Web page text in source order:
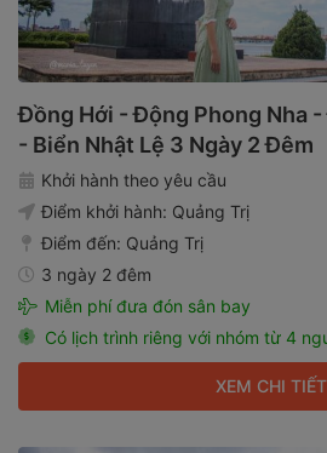
Đồng Hới - Động Phong Nha
- Biển Nhật Lệ 3 Ngày 2 Đêm
Khởi hành theo yêu cầu
Điểm khởi hành: Quảng Trị
Điểm đến: Quảng Trị
3 ngày 2 đêm
Miễn phí đưa đón sân bay
Có lịch trình riêng với nhóm từ 4
XEM CHI TIẾT